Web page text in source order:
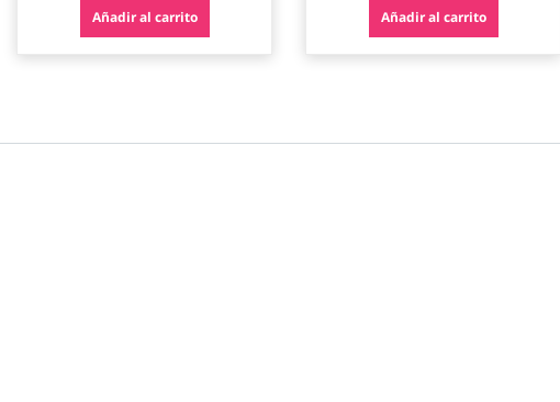
Añadir al carrito Añadir al carrito